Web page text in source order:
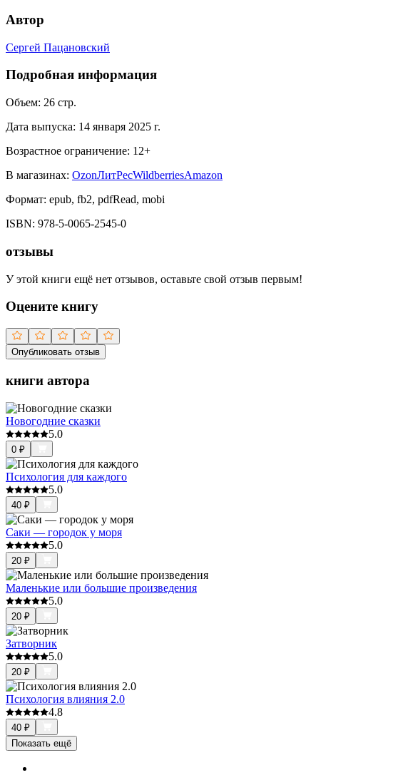
Автор
Сергей Пацановский
Подробная информация
Объем: 26 стр.
Дата выпуска: 14 января 2025 г.
Возрастное ограничение: 12+
В магазинах: OzonЛитРесWildberriesAmazon
Формат: epub, fb2, pdfRead, mobi
ISBN: 978-5-0065-2545-0
отзывы
У этой книги ещё нет отзывов, оставьте свой отзыв первым!
Оцените книгу
Опубликовать отзыв
книги автора
Новогодние сказки
5.0
0 ₽
Психология для каждого
5.0
40 ₽
Саки — городок у моря
5.0
20 ₽
Маленькие или большие произведения
5.0
20 ₽
Затворник
5.0
20 ₽
Психология влияния 2.0
4.8
40 ₽
Показать ещё